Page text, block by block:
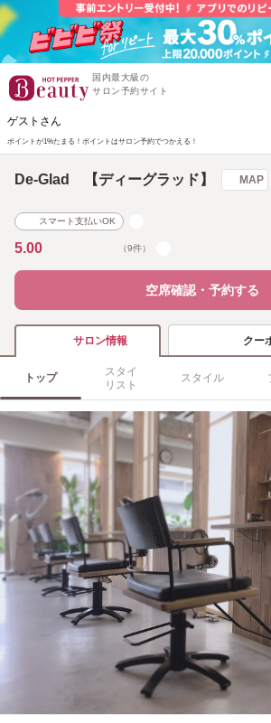
国内最大級の
サロン予約サイト
ゲストさん
ポイントが1%たまる！ ポイントはサロン予約でつかえる！
De-Glad 【ディーグラッド】 MAP
スマート支払いOK
5.00 （9件）
空席確認・予約する
サロン情報 クー
トップ
スタイ
リスト
スタイル